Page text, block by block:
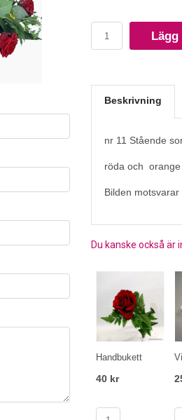
Beskrivning
nr 11 Stående
röda och
Bilden
Du kanske också är
Handbukett
40 kr